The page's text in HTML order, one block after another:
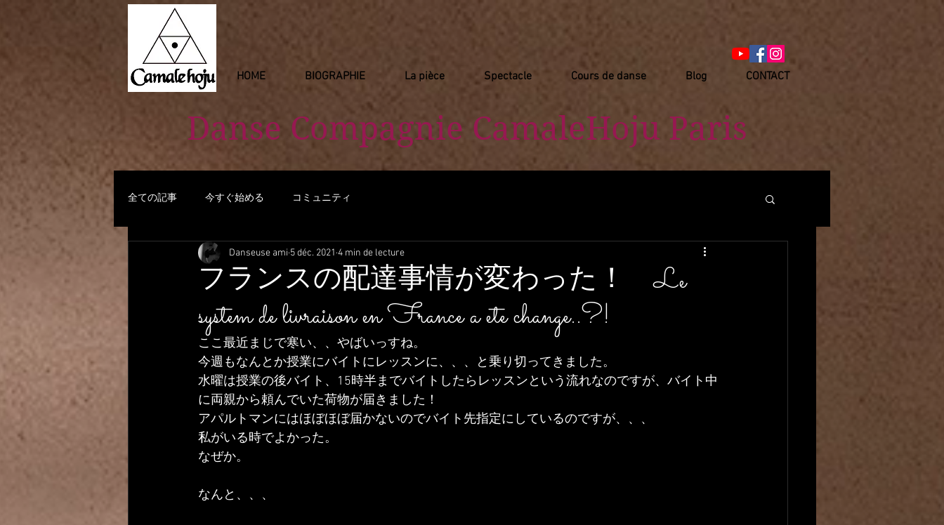
HOME BIOGRAPHIE La pièce Spectacle Cours de danse Blog CONTACT
Danse Compagnie ​ CamaleHoju Paris
全ての記事 今すぐ始める コミュニティ
フランスの配達事情が変わった！ Le
system de livraison en France a ete change..?!
Danseuse ami 5 déc. 2021 4 min de lecture
ここ最近まじで寒い、、やばいっすね。
今週もなんとか授業にバイトにレッスンに、、、と乗り切ってきました。
水曜は授業の後バイト、15時半までバイトしたらレッスンという流れなのですが、バイト中
に両親から頼んでいた荷物が届きました！
アパルトマンにはほぼほぼ届かないのでバイト先指定にしているのですが、、、
私がいる時でよかった。
なぜか。
なんと、、、